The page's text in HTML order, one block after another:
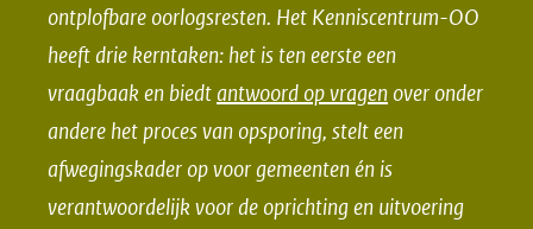
e
b
o
o
k
(opent
k
e
d
I
(opent
ontplofbare oorlogsresten. Het Kenniscentrum-OO
heeft drie kerntaken: het is ten eerste een
vraagbaak en biedtantwoord op vragen over onder
andere het proces van opsporing, stelt een
afwegingskader op voor gemeenten én is
verantwoordelijk voor de oprichting en uitvoering